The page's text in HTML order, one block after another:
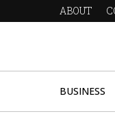
ABOUT
BUSINESS